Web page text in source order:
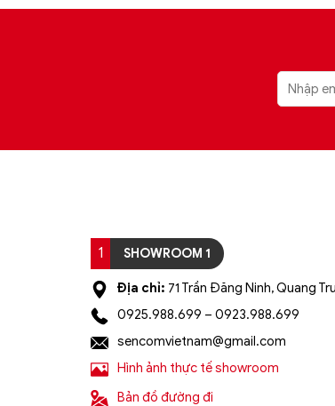
1 SHOWROOM 1
Địa chỉ: 71 Trần Đăng Ninh, Quang
0925.988.699 – 0923.988.699
sencomvietnam@gmail.com
Hình ảnh thực tế showroom
Bản đồ đường đi